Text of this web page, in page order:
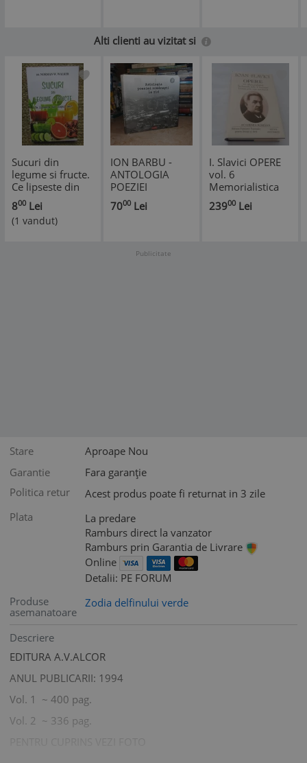
Alti clienti au vizitat si
Sucuri din
legume si fructe.
Ce lipseste din
corpul tau? -
Norman W.
Walker, Adevar
800 Lei
(1 vandut)
ION BARBU -
ANTOLOGIA
POEZIEI
ROMANESTI LA
ZID , 2006 (
7000 Lei
I. Slavici OPERE
vol. 6
Memorialistica
ed. de lux velina
23900 Lei
Publicitate
Stare
Aproape Nou
Garantie
Fara garanție
Politica retur
Acest produs poate fi returnat in 3 zile
Plata
La predare
Ramburs direct la vanzator
Ramburs prin Garantia de Livrare
Online
Detalii: PE FORUM
Produse
asemanatoare
Zodia delfinului verde
Descriere
EDITURA A.V.ALCOR
ANUL PUBLICARII: 1994
Vol. 1 ~ 400 pag.
Vol. 2 ~ 336 pag.